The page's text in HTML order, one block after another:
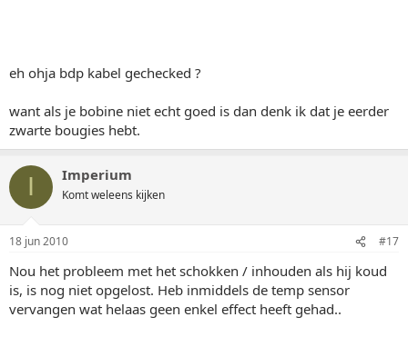
eh ohja bdp kabel gechecked ?
want als je bobine niet echt goed is dan denk ik dat je eerder
zwarte bougies hebt.
I Imperium
Komt weleens kijken
18 jun 2010 #17
Nou het probleem met het schokken / inhouden als hij koud
is, is nog niet opgelost. Heb inmiddels de temp sensor
vervangen wat helaas geen enkel effect heeft gehad..